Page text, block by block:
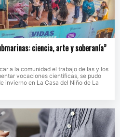
ciencia, arte y soberanía”
a la comunidad el trabajo de las y los
vocaciones científicas, se pudo
invierno en La Casa del Niño de La